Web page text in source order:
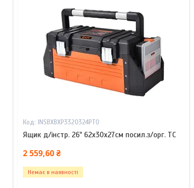
INSBXBXP3320324PT0
Ящик д/інстр. 26" 62х30х27см посил.з/орг. TC
2 559,60 ₴
Немає в наявності